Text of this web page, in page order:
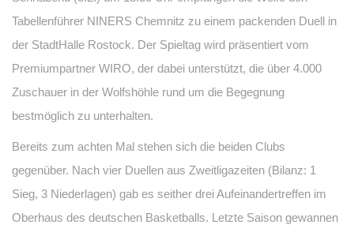
Tabellenführer NINERS Chemnitz zu einem packenden Duell in
der StadtHalle Rostock. Der Spieltag wird präsentiert vom
Premiumpartner WIRO, der dabei unterstützt, die über 4.000
Zuschauer in der Wolfshöhle rund um die Begegnung
bestmöglich zu unterhalten.
Bereits zum achten Mal stehen sich die beiden Clubs
gegenüber. Nach vier Duellen aus Zweitligazeiten (Bilanz: 1
Sieg, 3 Niederlagen) gab es seither drei Aufeinandertreffen im
Oberhaus des deutschen Basketballs. Letzte Saison gewannen